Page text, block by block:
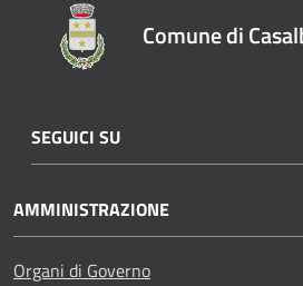
Comune di
SEGUICI SU
AMMINISTRAZIONE
Organi di Governo